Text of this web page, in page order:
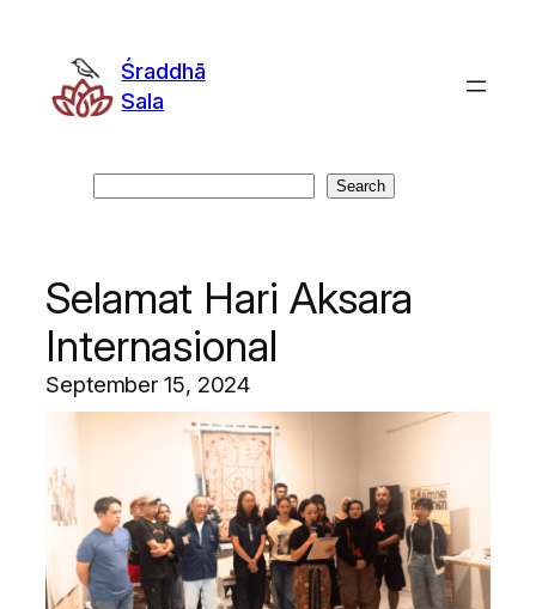
content
Śraddhā
Sala
Search
Selamat Hari Aksara
Internasional
September 15, 2024